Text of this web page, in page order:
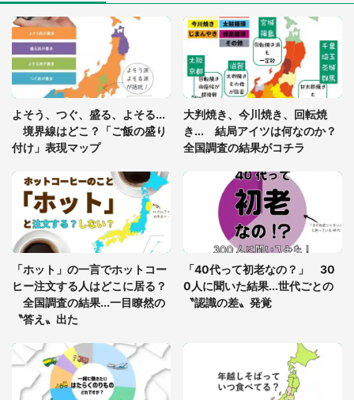
「閉所恐怖症の私は新幹線で大パニック。隣席の青
年に『手を繋いで』とお願いしたら...」 体験談に
8万人感動
グっちゃってた〝野生の野菜〟に6.5万人戦慄
「○○がない街に住んでいます」住人の呟きに30万
人驚がく 何が存在しないか、あなたはわかる？
「修学旅行に途中参加する娘を送って行ったら、真
っ暗な道で遭難状態。なんとか見つけた民家に助け
を求めると、住人の男性が...」
よそう、つぐ、盛る、よそる...
境界線はどこ？「ご飯の盛り
付け」表現マップ
大判焼き、今川焼き、回転焼
き... 結局アイツは何なのか？
全国調査の結果がコチラ
「ホット」の一言でホットコー
ヒー注文する人はどこに居る？
全国調査の結果...一目瞭然の
〝答え〟出た
「40代って初老なの？」 30
0人に聞いた結果...世代ごとの
〝認識の差〟発覚